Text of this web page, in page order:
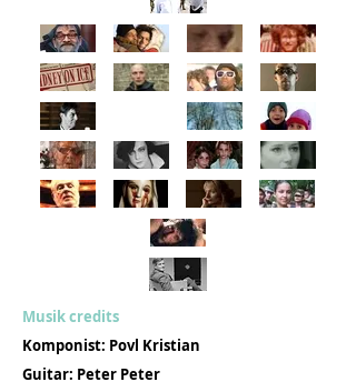
Musik credits
Komponist: Povl Kristian
Guitar: Peter Peter